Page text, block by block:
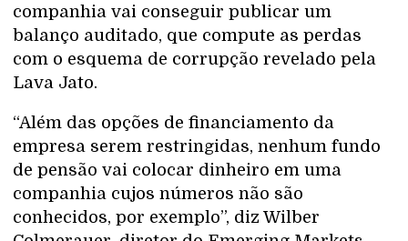
companhia vai conseguir publicar um
balanço auditado, que compute as perdas
com o esquema de corrupção revelado pela
Lava Jato.
“Além das opções de financiamento da
empresa serem restringidas, nenhum fundo
de pensão vai colocar dinheiro em uma
companhia cujos números não são
conhecidos, por exemplo”, diz Wilber